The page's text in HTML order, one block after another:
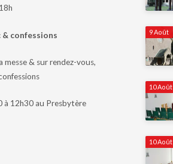
& confessions
messe & sur rendez-vous,
à 12h30 au Presbytère
9 Août
10 Août
10 Août